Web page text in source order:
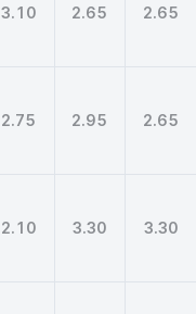
3.10 2.65 2.65
2.75 2.95 2.65
2.10 3.30 3.30